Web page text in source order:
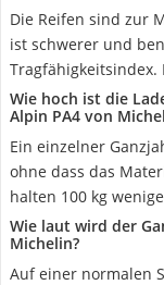
Die Reifen sind zur
ist schwerer und
Tragfähigkeitsindex.
Wie hoch ist die
Alpin PA4 von
Ein einzelner
ohne dass das
halten 100 kg
Wie laut wird der
Michelin?
Auf einer normalen